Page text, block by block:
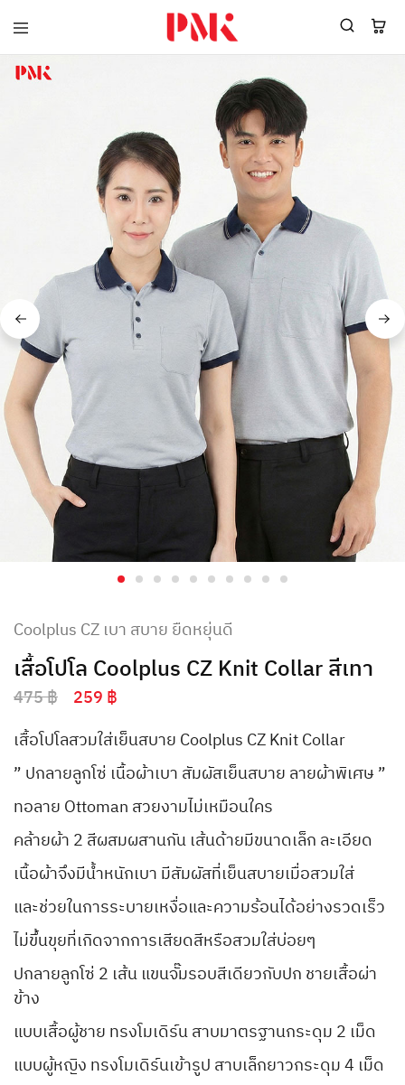
PMK
สร้าง
แบรนด์
เสื้อ
โปโล
ยูนิฟอร์ม
พร้อม
โลโก้
ผู้
บริษัท
มาตรฐาน
ISO9001
และ
อุตสาหกรรม
สี
เขียว
ระดับ
ที่2
Coolplus CZ เบา สบาย ยืดหยุ่นดี
เสื้อโปโล Coolplus CZ Knit Collar สีเทา
475฿ 259 ฿
เสื้อโปโลสวมใส่เย็นสบาย Coolplus CZ Knit Collar
” ปกลายลูกโซ่ เนื้อผ้าเบา สัมผัสเย็นสบาย ลายผ้าพิเศษ ”
ทอลาย Ottoman สวยงามไม่เหมือนใคร
คล้ายผ้า 2 สีผสมผสานกัน เส้นด้ายมีขนาดเล็ก ละเอียด
เนื้อผ้าจึงมีน้ำหนักเบา มีสัมผัสที่เย็นสบายเมื่อสวมใส่
และช่วยในการระบายเหงื่อและความร้อนได้อย่างรวดเร็ว
ไม่ขึ้นขุยที่เกิดจากการเสียดสีหรือสวมใส่บ่อยๆ
ปกลายลูกโซ่ 2 เส้น แขนจั๊มรอบสีเดียวกับปก ชายเสื้อผ่า
ข้าง
แบบเสื้อผู้ชาย ทรงโมเดิร์น สาบมาตรฐานกระดุม 2 เม็ด
แบบผู้หญิง ทรงโมเดิร์นเข้ารูป สาบเล็กยาวกระดุม 4 เม็ด